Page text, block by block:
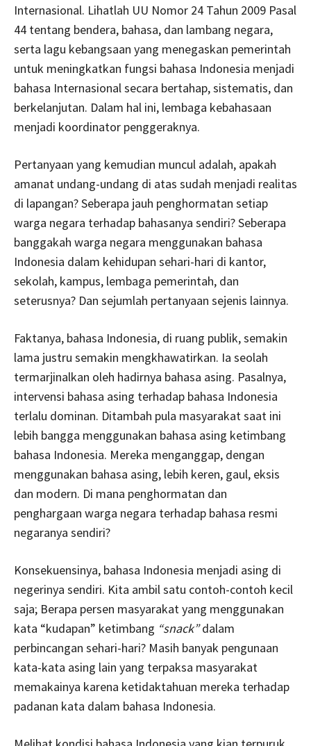
Internasional. Lihatlah UU Nomor 24 Tahun 2009 Pasal
44 tentang bendera, bahasa, dan lambang negara,
serta lagu kebangsaan yang menegaskan pemerintah
untuk meningkatkan fungsi bahasa Indonesia menjadi
bahasa Internasional secara bertahap, sistematis, dan
berkelanjutan. Dalam hal ini, lembaga kebahasaan
menjadi koordinator penggeraknya.
Pertanyaan yang kemudian muncul adalah, apakah
amanat undang-undang di atas sudah menjadi realitas
di lapangan? Seberapa jauh penghormatan setiap
warga negara terhadap bahasanya sendiri? Seberapa
banggakah warga negara menggunakan bahasa
Indonesia dalam kehidupan sehari-hari di kantor,
sekolah, kampus, lembaga pemerintah, dan
seterusnya? Dan sejumlah pertanyaan sejenis lainnya.
Faktanya, bahasa Indonesia, di ruang publik, semakin
lama justru semakin mengkhawatirkan. Ia seolah
termarjinalkan oleh hadirnya bahasa asing. Pasalnya,
intervensi bahasa asing terhadap bahasa Indonesia
terlalu dominan. Ditambah pula masyarakat saat ini
lebih bangga menggunakan bahasa asing ketimbang
bahasa Indonesia. Mereka menganggap, dengan
menggunakan bahasa asing, lebih keren, gaul, eksis
dan modern. Di mana penghormatan dan
penghargaan warga negara terhadap bahasa resmi
negaranya sendiri?
Konsekuensinya, bahasa Indonesia menjadi asing di
negerinya sendiri. Kita ambil satu contoh-contoh kecil
saja; Berapa persen masyarakat yang menggunakan
kata “kudapan” ketimbang “snack”dalam
perbincangan sehari-hari? Masih banyak pengunaan
kata-kata asing lain yang terpaksa masyarakat
memakainya karena ketidaktahuan mereka terhadap
padanan kata dalam bahasa Indonesia.